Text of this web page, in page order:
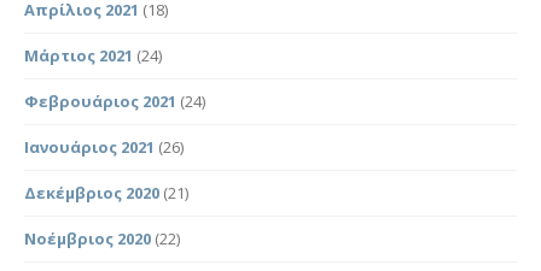
Απρίλιος 2021 (18)
Μάρτιος 2021 (24)
Φεβρουάριος 2021 (24)
Ιανουάριος 2021 (26)
Δεκέμβριος 2020 (21)
Νοέμβριος 2020 (22)